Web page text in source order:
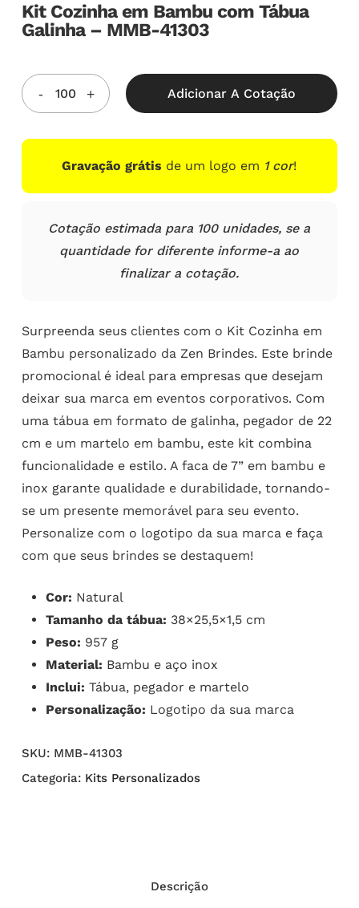
Kit Cozinha em Bambu com Tábua
Galinha – MMB-41303
Adicionar A Cotação
Gravação grátis de um logo em 1 cor!
Cotação estimada para 100 unidades, se a
quantidade for diferente informe-a ao
finalizar a cotação.
Surpreenda seus clientes com o Kit Cozinha em
Bambu personalizado da Zen Brindes. Este brinde
promocional é ideal para empresas que desejam
deixar sua marca em eventos corporativos. Com
uma tábua em formato de galinha, pegador de 22
cm e um martelo em bambu, este kit combina
funcionalidade e estilo. A faca de 7” em bambu e
inox garante qualidade e durabilidade, tornando-
se um presente memorável para seu evento.
Personalize com o logotipo da sua marca e faça
com que seus brindes se destaquem!
Cor: Natural
Tamanho da tábua: 38×25,5×1,5 cm
Peso: 957 g
Material: Bambu e aço inox
Inclui: Tábua, pegador e martelo
Personalização: Logotipo da sua marca
SKU: MMB-41303
Categoria: Kits Personalizados
Descrição